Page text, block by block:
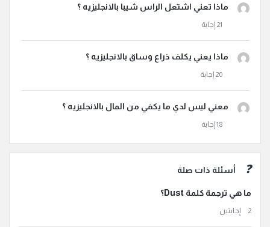
ماذا تعني اشتعل الراس شيبا بالانجليزيه ؟
ماذا يعني يكلف ذراع وساق بالانجليزيه ؟
معني ليس لدي ما يكفي من المال بالانجليزيه ؟
أسئلة ذات صلة
ما هي ترجمة كلمة Dust؟
‫2 إجابتين